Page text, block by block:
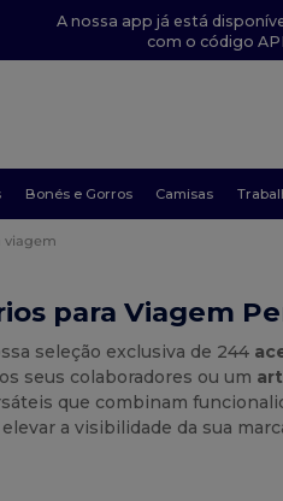
A nossa app já está
com o código
Bonés e Gorros Camisas
viagem
para Viagem
seleção exclusiva de 244
seus colaboradores ou um
que combinam
a visibilidade da sua